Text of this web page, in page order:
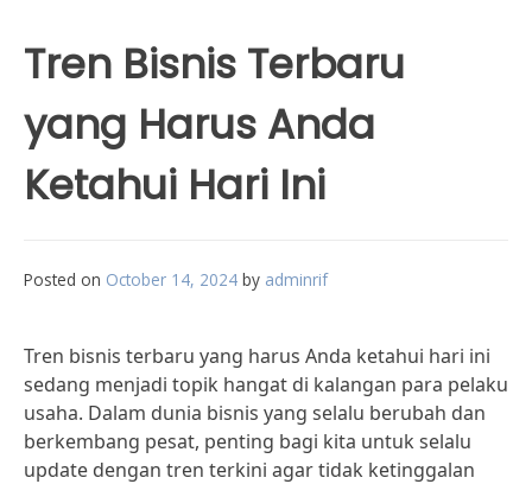
Tren Bisnis Terbaru
yang Harus Anda
Ketahui Hari Ini
Posted on October 14, 2024 by adminrif
Tren bisnis terbaru yang harus Anda ketahui hari ini
sedang menjadi topik hangat di kalangan para pelaku
usaha. Dalam dunia bisnis yang selalu berubah dan
berkembang pesat, penting bagi kita untuk selalu
update dengan tren terkini agar tidak ketinggalan